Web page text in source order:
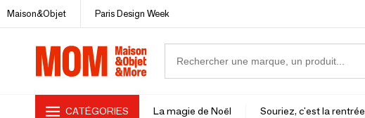
Maison&Objet Paris Design Week
CATÉGORIES La magie de Noël Souriez, c'est la rentrée